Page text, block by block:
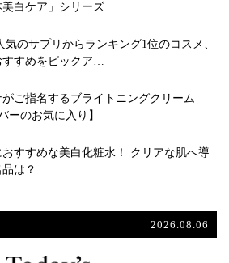
白ケア」シリーズ
気のサプリからランキング1位のコスメ、
すすめをピックア…
ご指名するブライトニングクリーム
ーのお気に入り】
おすすめな美白化粧水！ クリアな肌へ導
は？
2026.08.06